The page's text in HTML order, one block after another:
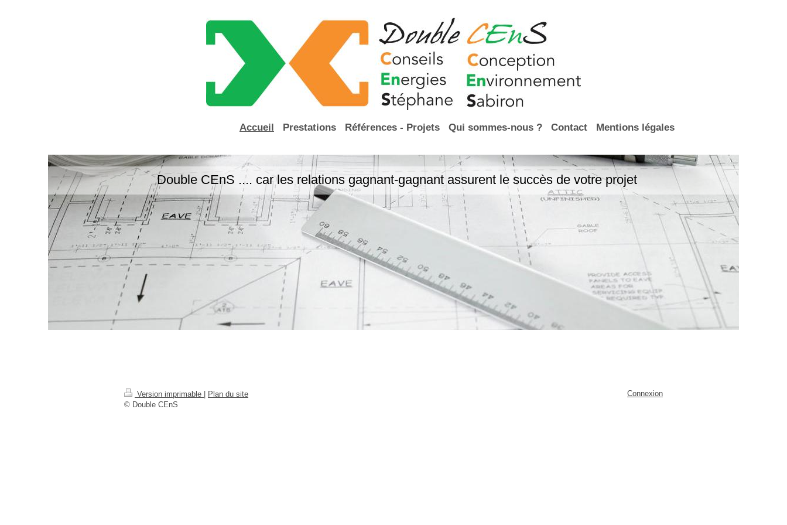
Accueil Prestations Références - Projets Qui sommes-nous ? Contact Mentions légales
Double CEnS .... car les relations gagnant-gagnant assurent le succès de votre projet
Version imprimable
Plan du site
© Double CEnS
Connexion